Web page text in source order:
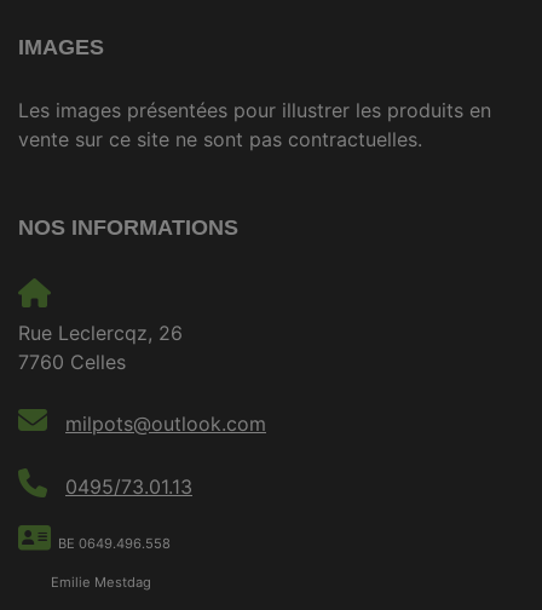
IMAGES
Les images présentées pour illustrer les produits en
vente sur ce site ne sont pas contractuelles.
NOS INFORMATIONS
Rue Leclercqz, 26
7760 Celles
milpots@outlook.com
0495/73.01.13
BE 0649.496.558
Emilie Mestdag